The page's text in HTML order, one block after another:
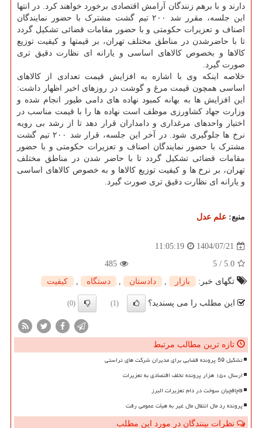
دارند و با برهم زنندگان آرامش اقتصادی برخورد خواهند کرد. در انتها
این جلسه، مقرر شد ۲۰۰ تیم گشت مشترک با حضور نمایندگان
اصناف و تعزیرات حکومتی و با حضور مقامات قضائی تشکیل گردد
تا با حاضرشدن در مناطق مختلف تهران، بر قیمتها و کیفیت توزیع
کالاها و بخصوص کالاهای اساسی و یارانه ای نظارت دقیق تری
صورت گیرد.
خلاصه اینکه وی با اشاره به افزایش قیمت تعدادی از کالاهای
اساسی همچون قیمت مرغ و گوشت در روزهای اخیر اظهار داشت:
این افزایش ها به بهانه کمبود نهاده های دامی طیور انجام شده و
وزارت جهاد کشاورزی موظف است نهاده ها را با قیمت مناسب در
اختیار واحدهای مرغداری و دامداران قرار دهد تا از رشد بی رویه
نرخ ها جلوگیری شود. در آخر این جلسه، قرار شد ۲۰۰ تیم گشت
مشترک با حضور نمایندگان اصناف و تعزیرات حکومتی و با حضور
مقامات قضائی تشکیل گردد تا با حاضر شدن در مناطق مختلف
تهران، بر نرخ ها و کیفیت توزیع کالاها و به خصوص کالاهای اساسی
و یارانه ای نظارت دقیق تری صورت گیرد.
منبع: علم عدل
1404/07/21
11:05:19
5.0
/
5
485
تگهای خبر:
بازار , دادستان , دستگاه , كیفیت
این مطلب را می پسندید؟ (1)
(0)
تازه ترین مطالب مرتبط
تشکیل 59 پرونده قضایی برای مدیران شرکت های تراستی
ارسال ۱۵۰ هزار پرونده تخلف اقتصادی به تعزیرات
قاچاقچیان سوخت در دام تعزیرات البرز
پرونده رد مال انتقال مال غیر به هیأت عمومی رفت
نظرات بینندگان در مورد این مطلب